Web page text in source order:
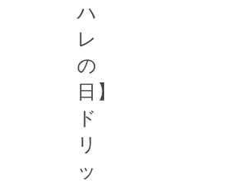
ハ
レ
の
日】
ド
リ
ッ